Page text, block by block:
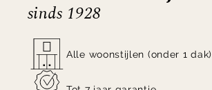
sinds 1928
Alle woonstijlen (onder 1 dak)